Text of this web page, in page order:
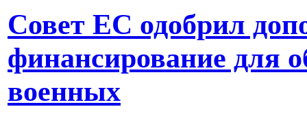
Совет ЕС одобрил
финансирование для
военных